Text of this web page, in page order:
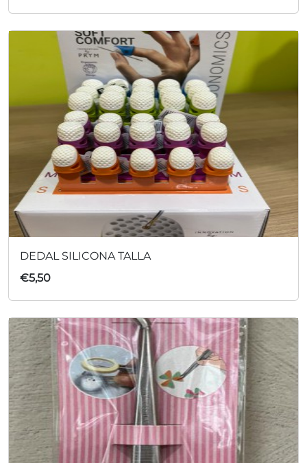
DEDAL SILICONA TALLA
€5,50